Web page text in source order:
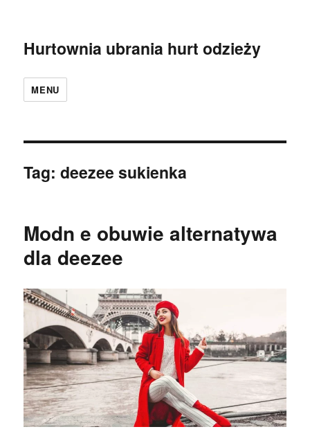
Hurtownia ubrania hurt odzieży
MENU
Tag:deezee sukienka
Modn e obuwie alternatywa
dla deezee